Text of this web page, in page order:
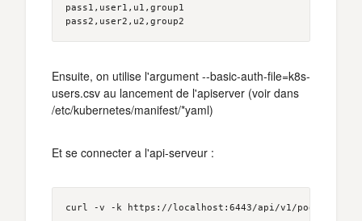
pass1,user1,u1,group1
Ensuite, on utilise l'argument --basic-auth-file=k8s-
users.csv au lancement de l'apiserver (voir dans
/etc/kubernetes/manifest/*yaml)
Et se connecter a l'api-serveur :